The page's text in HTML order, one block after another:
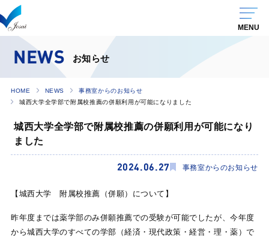
NEWS お知らせ
HOME NEWS
事務室からのお知らせ
城西大学全学部で附属校推薦の併願利用が可能になりました
城西大学全学部で附属校推薦の併願利用が可能になり
ました
2024.06.27 事務室からのお知らせ
【城西大学 附属校推薦（併願）について】
昨年度までは薬学部のみ併願推薦での受験が可能でしたが、今年度
から城西大学のすべての学部（経済・現代政策・経営・理・薬）で